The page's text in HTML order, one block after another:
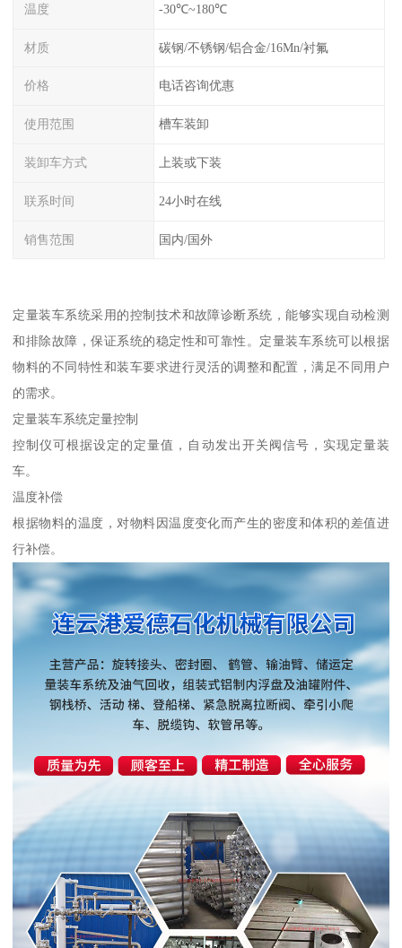
温度 -30℃~180℃
材质 碳钢/不锈钢/铝合金/16Mn/衬氟
价格 电话咨询优惠
使用范围 槽车装卸
装卸车方式 上装或下装
联系时间 24小时在线
销售范围 国内/国外
定量装车系统采用的控制技术和故障诊断系统，能够实现自动检测
和排除故障，保证系统的稳定性和可靠性。定量装车系统可以根据
物料的不同特性和装车要求进行灵活的调整和配置，满足不同用户
的需求。
定量装车系统定量控制
控制仪可根据设定的定量值，自动发出开关阀信号，实现定量装
车。
温度补偿
根据物料的温度，对物料因温度变化而产生的密度和体积的差值进
行补偿。